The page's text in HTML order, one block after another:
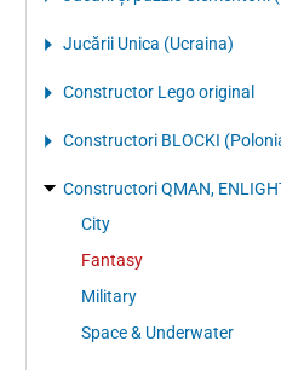
Jucării Unica (Ucraina)
Constructor Lego original
Constructori BLOCKI
Constructori QMAN,
City
Fantasy
Military
Space & Underwater